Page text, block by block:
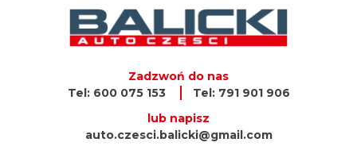
Zadzwoń do nas
Tel: 600 075 153
Tel: 791 901 906
lub napisz
auto.czesci.balicki@gmail.com